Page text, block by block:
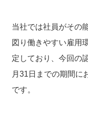
当社では社員がその
図り働きやすい雇用
定しており、今回の
月31日までの期間に
です。